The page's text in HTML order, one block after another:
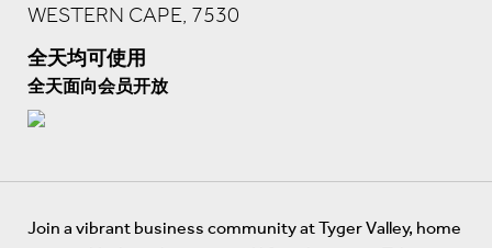
WESTERN CAPE, 7530
全天均可使用
全天面向会员开放
Join a vibrant business community at Tyger Valley, home